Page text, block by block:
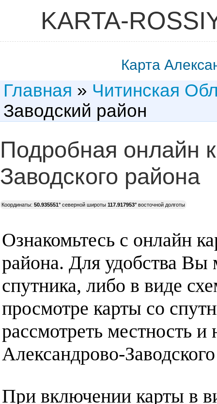
KARTA-
Карта
Главная » Читинская
Заводский район
Подробная онлайн
Заводского района
Координаты: 50.935551° северной широты 117.917953° восточной долготы
Ознакомьтесь с онлайн
района. Для удобства Вы
спутника, либо в виде
просмотре карты со
рассмотреть местность
Александрово-
При включении карты в